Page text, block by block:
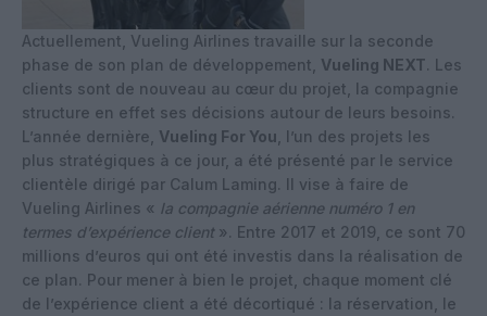
Actuellement, Vueling Airlines travaille sur la seconde
phase de son plan de développement, Vueling NEXT. Les
clients sont de nouveau au cœur du projet, la compagnie
structure en effet ses décisions autour de leurs besoins.
L’année dernière, Vueling For You , l’un des projets les
plus stratégiques à ce jour, a été présenté par le service
clientèle dirigé par Calum Laming. Il vise à faire de
Vueling Airlines « la compagnie aérienne numéro 1 en
termes d’expérience client ». Entre 2017 et 2019, ce sont 70
millions d’euros qui ont été investis dans la réalisation de
ce plan. Pour mener à bien le projet, chaque moment clé
de l’expérience client a été décortiqué : la réservation, le